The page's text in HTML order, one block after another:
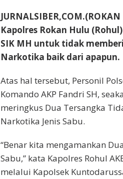
Kapolres Rokan Hulu
SIK MH untuk tidak
Narkotika baik dari apapun.
Atas hal tersebut, Personil
Komando AKP Fandri SH,
meringkus Dua Tersangka
Narkotika Jenis Sabu.
“Benar kita mengamankan
Sabu,” kata Kapolres Rohul
melalui Kapolsek